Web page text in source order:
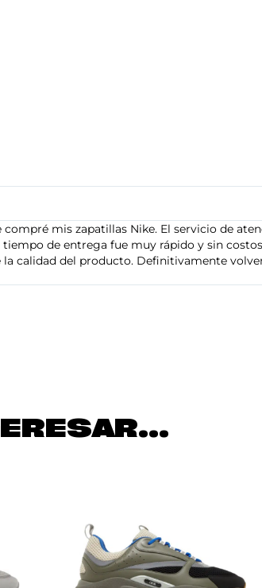
mis zapatillas Nike. El servicio de
de entrega fue muy rápido y sin
calidad del producto. Definitivamente